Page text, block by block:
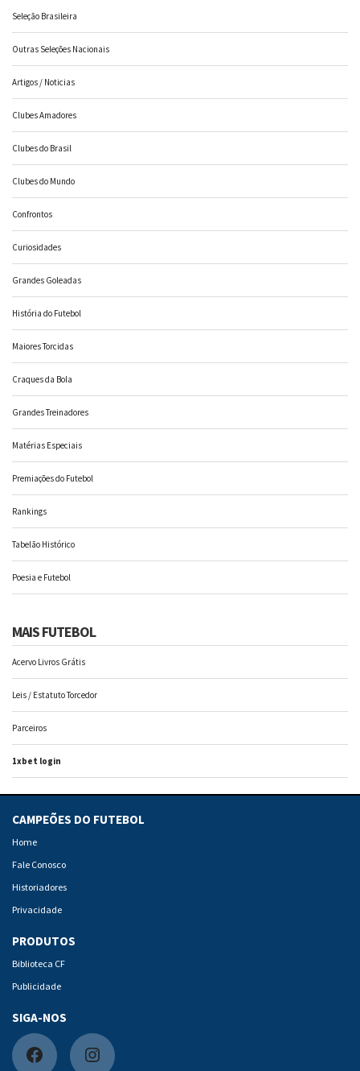
Seleção Brasileira
Outras Seleções Nacionais
Artigos / Noticias
Clubes Amadores
Clubes do Brasil
Clubes do Mundo
Confrontos
Curiosidades
Grandes Goleadas
História do Futebol
Maiores Torcidas
Craques da Bola
Grandes Treinadores
Matérias Especiais
Premiações do Futebol
Rankings
Tabelão Histórico
Poesia e Futebol
MAIS FUTEBOL
Acervo Livros Grátis
Leis / Estatuto Torcedor
Parceiros
1xbet login
CAMPEÕES DO FUTEBOL
Home
Fale Conosco
Historiadores
Privacidade
PRODUTOS
Biblioteca CF
Publicidade
SIGA-NOS